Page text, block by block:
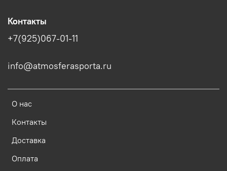
О нас
Контакты
Доставка
Оплата
Контакты
+7(925)067-01-11
info@atmosferasporta.ru